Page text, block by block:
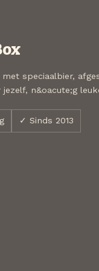
met speciaalbier,
n&oacute;g
✓ Sinds 2013